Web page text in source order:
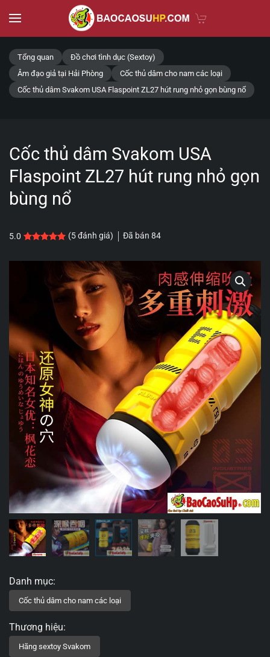
Skip to main content
Tổng quan
Đồ chơi tình dục (Sextoy)
Âm đạo giả tại Hải Phòng
Cốc thủ dâm cho nam các loại
Cốc thủ dâm Svakom USA Flaspoint ZL27 hút rung nhỏ gọn bùng nổ
Cốc thủ dâm Svakom USA
Flaspoint ZL27 hút rung nhỏ gọn
bùng nổ
5.0 5.0 trên 5 dựa trên
5 đánh giá
(5đánh giá) Đã bán 84